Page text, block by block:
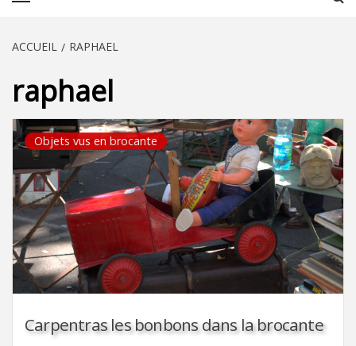
ACCUEIL RAPHAEL
raphael
Objets vus en brocante
Carpentras les bonbons dans la brocante